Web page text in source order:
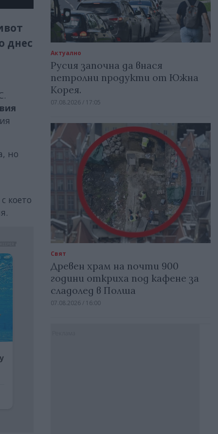
днес
но
което
Актуално
Русия започна да внася
петролни продукти от Южна
Корея.
07.08.2026 / 17:05
Свят
Древен храм на почти 900
години откриха под кафене за
сладолед в Полша
07.08.2026 / 16:00